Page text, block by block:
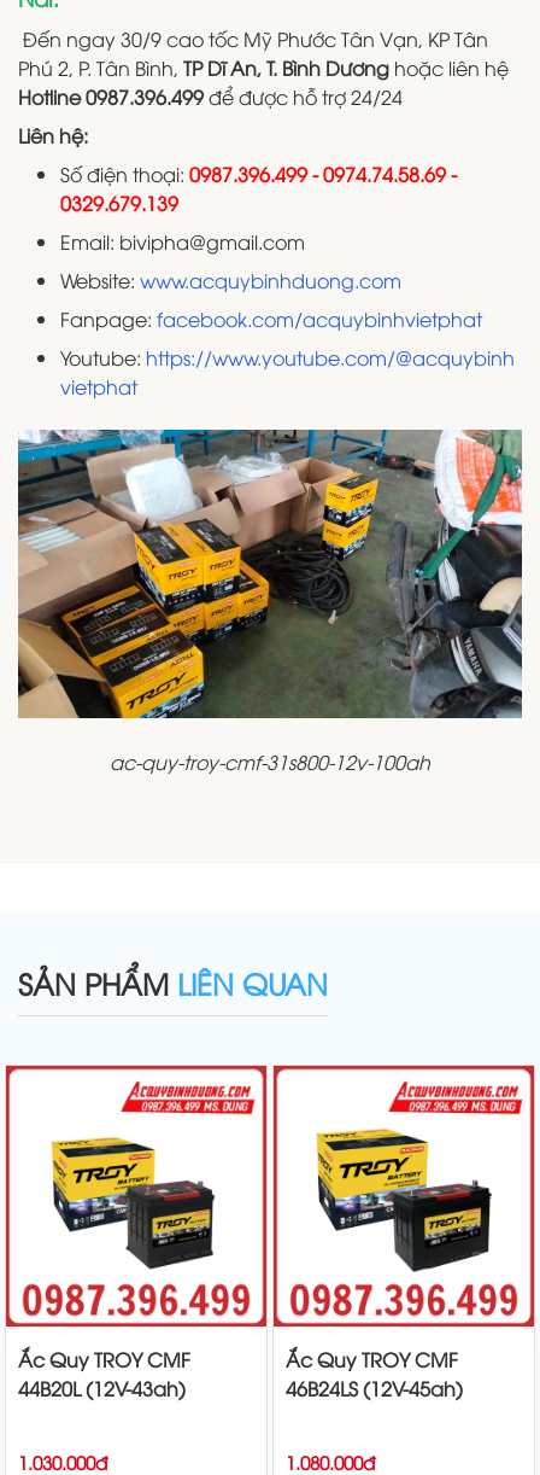
Đến ngay 30/9 cao tốc Mỹ Phước Tân Vạn, KP Tân
Phú 2, P. Tân Bình, TP Dĩ An, T. Bình Dương hoặc liên hệ
Hotline 0987.396.499để được hỗ trợ 24/24
Liên hệ:
Số điện thoại: 0987.396.499 - 0974.74.58.69 -
0329.679.139
Email: bivipha@gmail.com
Website: www.acquybinhduong.com
Fanpage: facebook.com/acquybinhvietphat
Youtube: https://www.youtube.com/@acquybinh
vietphat
ac-quy-troy-cmf-31s800-12v-100ah
SẢN PHẨM LIÊN QUAN
Ắc Quy TROY CMF
44B20L (12V-43ah)
1.030.000đ
Ắc Quy TROY CMF
46B24LS (12V-45ah)
1.080.000đ